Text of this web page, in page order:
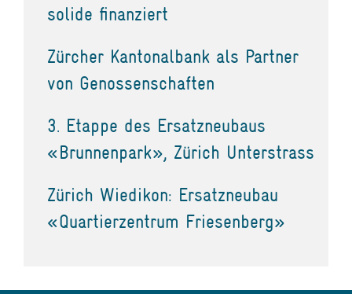
solide finanziert
Zürcher Kantonalbank als Partner
von Genossenschaften
3. Etappe des Ersatzneubaus
«Brunnenpark», Zürich Unterstrass
Zürich Wiedikon: Ersatzneubau
«Quartierzentrum Friesenberg»